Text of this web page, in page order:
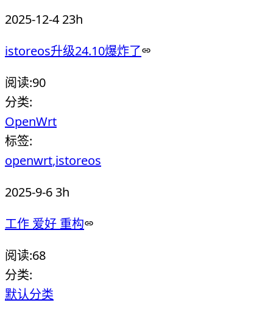
2025-12-4 23h
istoreos升级24.10爆炸了
阅读:90
分类:
OpenWrt
标签:
openwrt istoreos
2025-9-6 3h
工作 爱好 重构
阅读:68
分类:
默认分类